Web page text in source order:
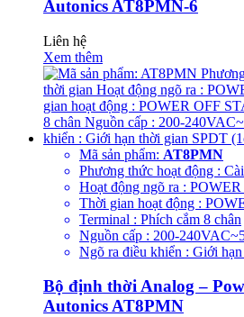
Autonics AT8PMN-6
Liên hệ
Xem thêm
Mã sản phẩm: AT8PMN
Phương thức hoạt động :
Hoạt động ngõ ra :
Thời gian hoạt động :
Terminal : Phích cắm 8 chân
Nguồn cấp : 200-
Ngõ ra điều khiển : Giới
Bộ định thời Analog –
Autonics AT8PMN